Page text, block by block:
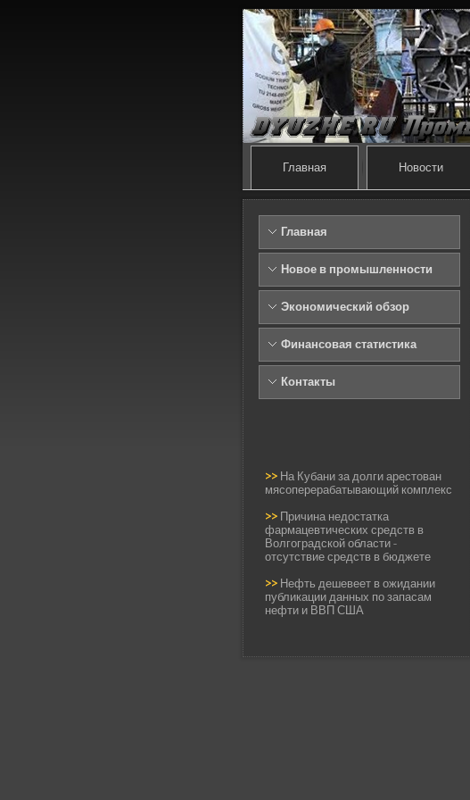
Главная Новости
Главная
Новое в промышленности
Экономический обзор
Финансовая статистика
Контакты
>> На Кубани за долги арестован
мясоперерабатывающий комплекс
>> Причина недостатка
фармацевтических средств в
Волгоградской области -
отсутствие средств в бюджете
>> Нефть дешевеет в ожидании
публикации данных по запасам
нефти и ВВП США